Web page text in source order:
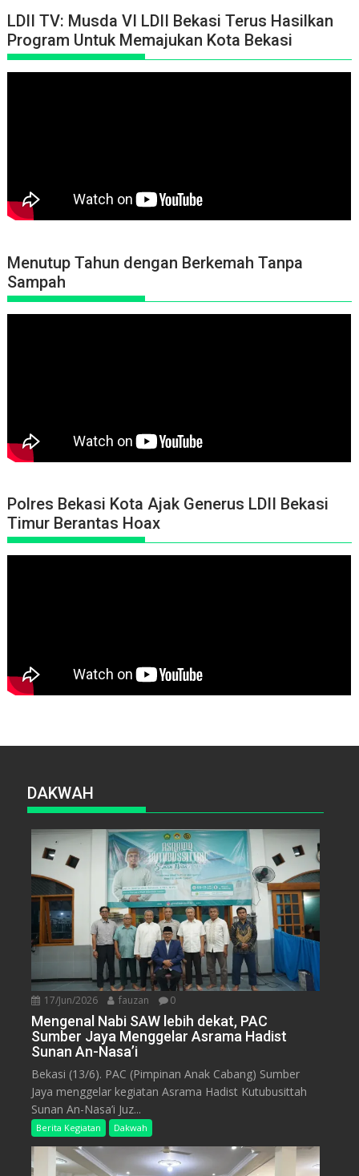
LDII TV: Musda VI LDII Bekasi Terus Hasilkan
Program Untuk Memajukan Kota Bekasi
Menutup Tahun dengan Berkemah Tanpa
Sampah
Polres Bekasi Kota Ajak Generus LDII Bekasi
Timur Berantas Hoax
DAKWAH
17/Jun/2026 fauzan 0
Mengenal Nabi SAW lebih dekat, PAC
Sumber Jaya Menggelar Asrama Hadist
Sunan An-Nasa’i
Bekasi (13/6). PAC (Pimpinan Anak Cabang) Sumber
Jaya menggelar kegiatan Asrama Hadist Kutubusittah
Sunan An-Nasa’i Juz...
Berita Kegiatan Dakwah